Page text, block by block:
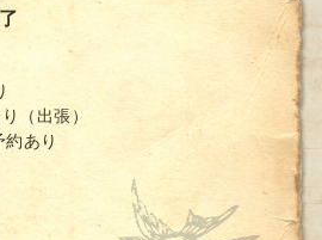
（出張）
あり